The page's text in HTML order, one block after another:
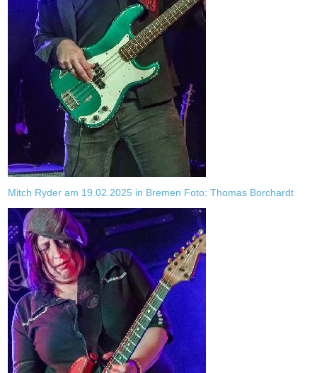
Mitch Ryder am 19.02.2025 in Bremen Foto: Thomas Borchardt